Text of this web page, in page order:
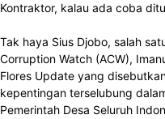
Kontraktor, kalau ada coba
Tak haya Sius Djobo, salah
Corruption Watch (ACW),
Flores Update yang
kepentingan terselubung
Pemerintah Desa Seluruh